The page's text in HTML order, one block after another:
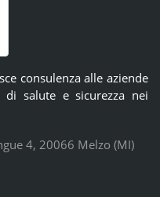
consulenza alle aziende
salute e sicurezza nei
4, 20066 Melzo (MI)